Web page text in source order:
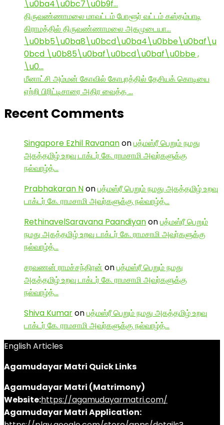
\u0ba4\u0bc7\u0b9f…
திருவண்ணாமலை மாவட்டம் போளூர் வட்டம் கஸ்தம்பாடி
கிராமத்தில் திருவண்ணாமலை அகமுடையா…
\u0bb5\u0ba8\u0bcd\u0ba4\u0bbe\u0baf\u
0bcd \u0b85\u0baf\u0bcd\u0baf\u0bbe ,
\u0…
மீனாட்சி அம்மன் கோவில் கோபுரத்தில் தேசியக் கொடியை
ஏற்றி பிரிட்டிசாரை அதிர வைத்த …
Recent Comments
Singapore Ezhil Ravananonபத்மஸ்ரீ பெறும் நமது
அகத்தமிழ் உறவு டாக்டர் கே. ராமசாமி அவர்களுக்கு
நல்வாழ்த்…
Prabhakaran Nonபத்மஸ்ரீ பெறும் நமது அகத்தமிழ் உறவு
டாக்டர் கே. ராமசாமி அவர்களுக்கு நல்வாழ்த்…
RethinavelSaravana Paandiyanonபத்மஸ்ரீ பெறும்
நமது அகத்தமிழ் உறவு டாக்டர் கே. ராமசாமி அவர்களுக்கு
நல்வாழ்த்…
சரவணன் ராமச்சந்திரன் onபத்மஸ்ரீ பெறும் நமது
அகத்தமிழ் உறவு டாக்டர் கே. ராமசாமி அவர்களுக்கு
நல்வாழ்த்…
Shiva Kumaronபத்மஸ்ரீ பெறும் நமது அகத்தமிழ் உறவு
டாக்டர் கே. ராமசாமி அவர்களுக்கு நல்வாழ்த்…
English Articles
Agamudayar Matri Quick Links
Agamudayar Matri (Matrimony)
Website:https://agamudayarmatri.com/
Agamudayar Matri Application: